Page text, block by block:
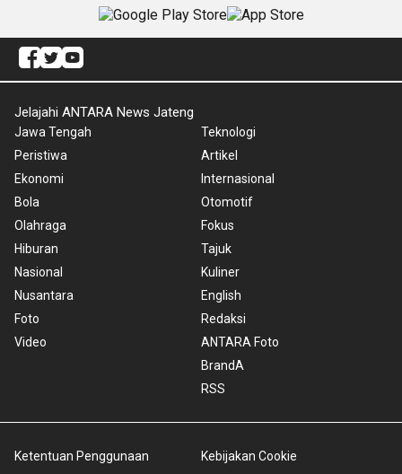
Jelajahi ANTARA News Jateng
Jawa Tengah
Peristiwa
Ekonomi
Bola
Olahraga
Hiburan
Nasional
Nusantara
Foto
Video
Teknologi
Artikel
Internasional
Otomotif
Fokus
Tajuk
Kuliner
English
Redaksi
ANTARA Foto
BrandA
RSS
Ketentuan Penggunaan
Kebijakan Cookie